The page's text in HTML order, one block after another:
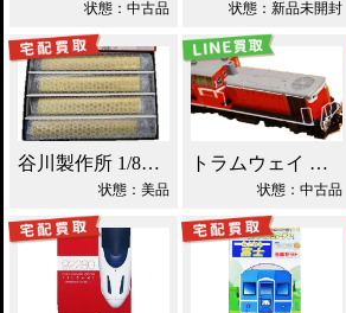
状態：中古品 状態：新品未開封
谷川製作所 1/80 近鉄10400系 鉄道模型買取！
状態：美品
トラムウェイ DD16-300 鉄道模型買取！
状態：中古品